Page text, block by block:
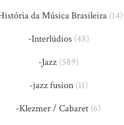
da Música Brasileira(14)
-Interlúdios(48)
-Jazz(589)
-jazz fusion(11)
-Klezmer / Cabaret (6)